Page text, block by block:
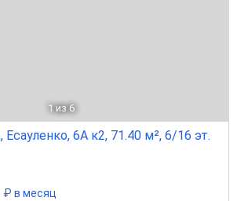
1 из 6
6А к2, 71.40 м², 6/16 эт.
₽ в месяц